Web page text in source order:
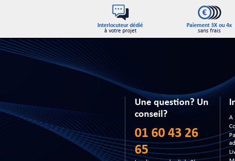
Interlocuteur dédié
à votre projet
Paiement 3X ou 4x
sans frais
Une question? Un
conseil?
01 60 43 26
65
A